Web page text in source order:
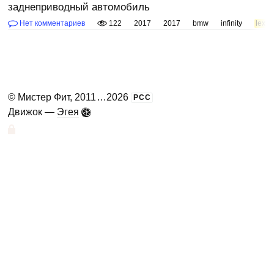
заднеприводный автомобиль
Нет комментариев 122 2017 2017 bmw infinity lexus
© Мистер Фит, 2011 ...2026 РСС
Движок — Эгея